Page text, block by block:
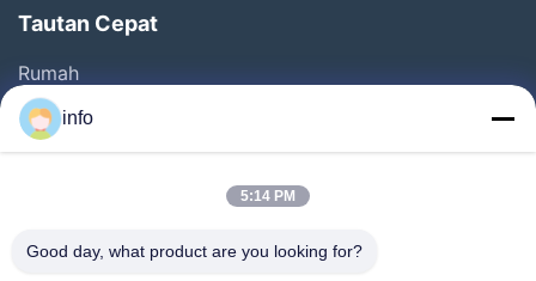
Tautan Cepat
Rumah
Produk
Video
Wisata Pabrik
info
5:14 PM
Good day, what product are you looking for?